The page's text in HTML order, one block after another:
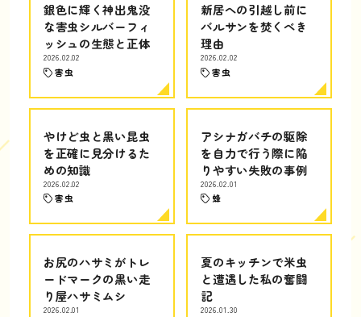
銀色に輝く神出鬼没
な害虫シルバーフィ
ッシュの生態と正体
2026.02.02
害虫
新居への引越し前に
バルサンを焚くべき
理由
2026.02.02
害虫
やけど虫と黒い昆虫
を正確に見分けるた
めの知識
2026.02.02
害虫
アシナガバチの駆除
を自力で行う際に陥
りやすい失敗の事例
2026.02.01
蜂
お尻のハサミがトレ
ードマークの黒い走
り屋ハサミムシ
2026.02.01
夏のキッチンで米虫
と遭遇した私の奮闘
記
2026.01.30